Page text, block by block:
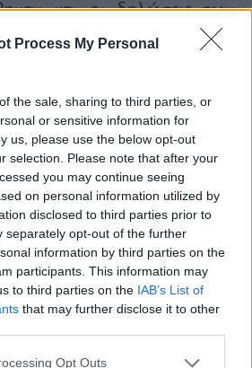
Process My Personal
the sale, sharing to third parties, or
or sensitive information for
us, please use the below opt-out
selection. Please note that after your
you may continue seeing
on personal information utilized by
disclosed to third parties prior to
separately opt-out of the further
information by third parties on the
participants. This information may
to third parties on the IAB’s List of
that may further disclose it to other
Opt Outs
και οι δηλώσεις των
απέρριψαν κάθε ενδεχόμενο
σταματήσουν άμεσα οι